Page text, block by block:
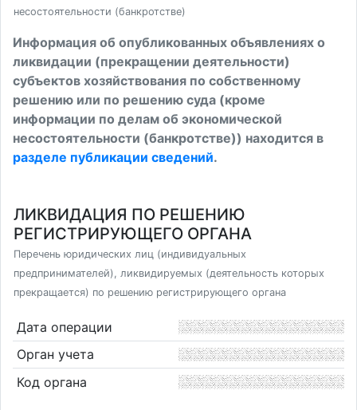
несостоятельности (банкротстве)
Информация об опубликованных объявлениях о
ликвидации (прекращении деятельности)
субъектов хозяйствования по собственному
решению или по решению суда (кроме
информации по делам об экономической
несостоятельности (банкротстве)) находится в
разделе публикации сведений.
ЛИКВИДАЦИЯ ПО РЕШЕНИЮ
РЕГИСТРИРУЮЩЕГО ОРГАНА
Перечень юридических лиц (индивидуальных
предпринимателей), ликвидируемых (деятельность которых
прекращается) по решению регистрирующего органа
Дата операции
Орган учета
Код органа